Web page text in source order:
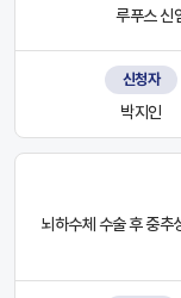
루푸스 신
신청자
박지인
뇌하수체 수술 후 중